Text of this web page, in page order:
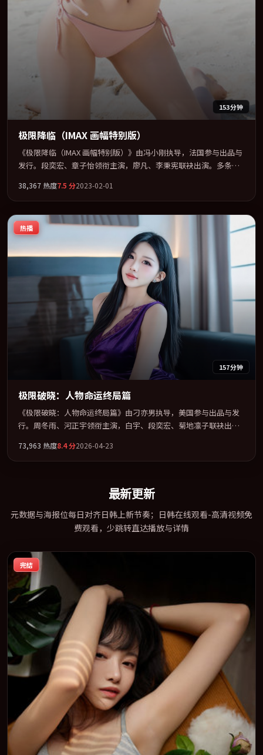
153分钟
极限降临（IMAX 画幅特别版）
《极限降临（IMAX 画幅特别版）》由冯小刚执导，法国参与出品与
发行。段奕宏、章子怡领衔主演，廖凡、李秉宪联袂出演。多条时
架，在叙事、表演与视听上力求统一。定于 2023-01-19 在内地院线
及主流平台同步亮相，2023 年度话题片中口碑稳健，适合喜欢强情
节与人物弧光的观众完整观看。
38,367 热度7.5 分2023-02-01
热播
157分钟
极限破晓：人物命运终局篇
《极限破晓：人物命运终局篇》由刁亦男执导，美国参与出品与发
行。周冬雨、河正宇领衔主演，白宇、段奕宏、菊地凛子联袂出
情」类型为骨架，在叙事、表演与视听上力求统一。定于 2026-12-
13 在内地院线及主流平台同步亮相，2026 年度话题片中口碑稳健，
73,963 热度8.4分2026-04-23
最新更新
元数据与海报位每日对齐日韩上新节奏；日韩在线观看-高清视频免
费观看，少跳转直达播放与详情
完结